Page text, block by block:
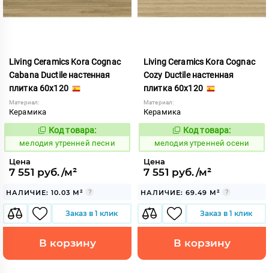
Living Ceramics Kora Cognac
Cabana Ductile настенная
плитка 60x120
Материал:
Керамика
966819
Код товара:
мелодия утренней песни
Цена
7 551 руб./м²
НАЛИЧИЕ: 10.03 М²
Заказ в 1 клик
В корзину
Living Ceramics Kora Cognac
Cozy Ductile настенная
плитка 60x120
Материал:
Керамика
966815
Код товара:
мелодия утренней осени
Цена
7 551 руб./м²
НАЛИЧИЕ: 69.49 М²
Заказ в 1 клик
В корзину